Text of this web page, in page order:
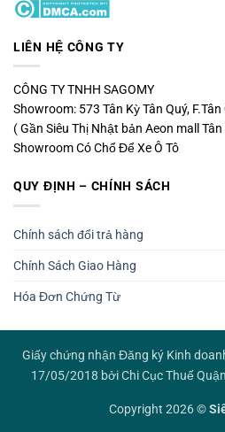
LIÊN HỆ CÔNG TY
CÔNG TY TNHH SAGOMY
Showroom: 573 Tân Kỳ Tân Quý,
( Gần Siêu Thị Nhật bản Aeon mall Tân
Showroom Có Chổ Để Xe Ô Tô
QUY ĐỊNH – CHÍNH SÁCH
Chính sách đổi trả hàng
Chính Sách Giao Hàng
Hóa Đơn Chứng Từ
Giấy chứng nhận Đăng ký Kinh
17/05/2018 bởi Chi Cục Thuế
Copyright 2026 ©